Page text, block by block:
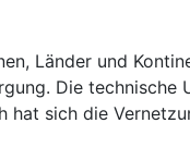
Länder und
Die technische
hat sich die